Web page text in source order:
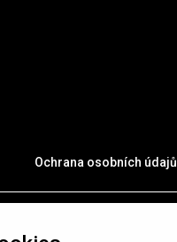
Ochrana osobních údajů